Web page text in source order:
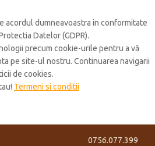
acordul dumneavoastra in conformitate
Datelor (GDPR).
precum cookie-urile pentru a vă
pe site-ul nostru. Continuarea navigarii
de cookies.
Termeni si conditii
0756.077.399